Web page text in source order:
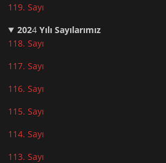
119. Sayı
2024Yılı Sayılarımız
118. Sayı
117. Sayı
116. Sayı
115. Sayı
114. Sayı
113. Sayı